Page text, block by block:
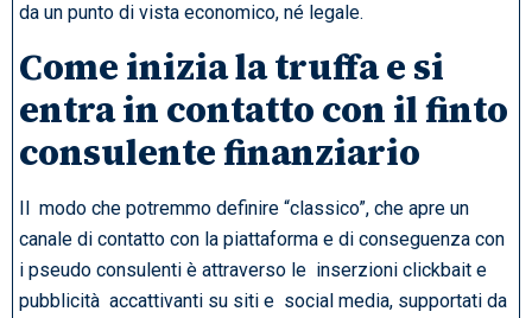
da un punto di vista economico, né legale.
Come inizia la truffa e si
entra in contatto con il finto
consulente finanziario
Il modo che potremmo definire “classico”, che apre un
canale di contatto con la piattaforma e di conseguenza con
i pseudo consulenti è attraverso le inserzioni clickbait e
pubblicità accattivanti su siti e social media, supportati da